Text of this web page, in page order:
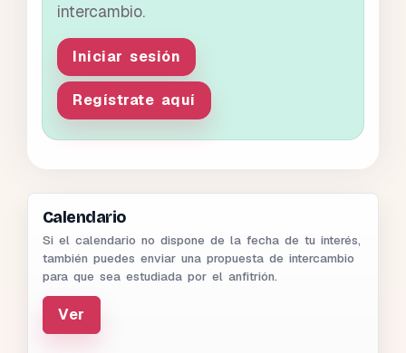
intercambio.
Iniciar sesión
Regístrate aquí
Calendario
Si el calendario no dispone de la fecha de tu interés,
también puedes enviar una propuesta de intercambio
para que sea estudiada por el anfitrión.
Ver